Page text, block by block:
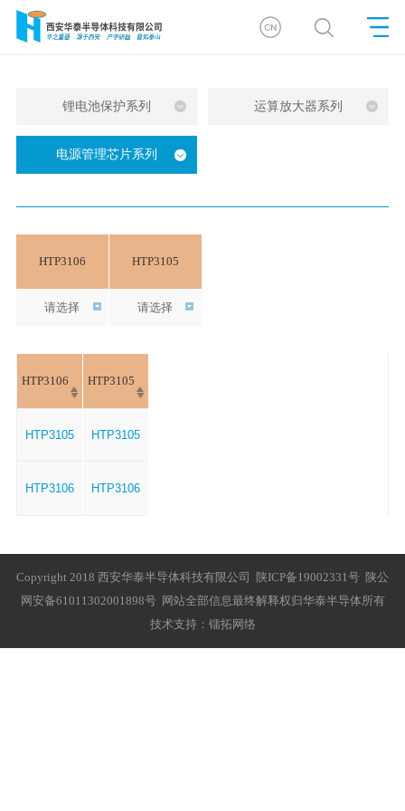
锂电池保护系列 运算放大器系列
电源管理芯片系列
HTP3106
请选择
HTP3105
请选择
HTP3106 HTP3105
HTP3105 HTP3105
HTP3106 HTP3106
Copyright 2018 西安华泰半导体科技有限公司 陕ICP备19002331号 陕公
网安备61011302001898号网站全部信息最终解释权归华泰半导体所有
技术支持： 镭拓网络